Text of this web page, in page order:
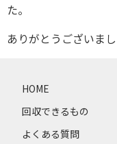
た。
ありがとうございまし
HOME
回収できるもの
よくある質問